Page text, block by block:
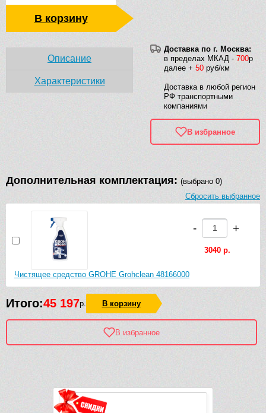
В корзину
Доставка по г. Москва:
в пределах МКАД - 700р
далее + 50 руб/км
Доставка в любой регион
РФ транспортными
компаниями
В избранное
Описание
Характеристики
Дополнительная комплектация: (выбрано 0)
Сбросить выбранное
Чистящее средство GROHE Grohclean 48166000
- +
3040 р.
Итого:45 197р. В корзину
В избранное